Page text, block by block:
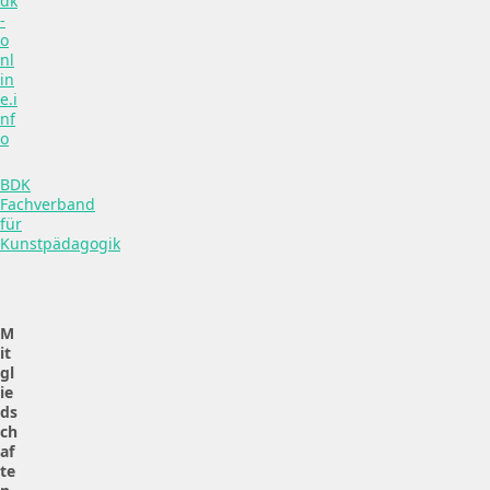
-
o
nl
in
e.i
nf
o
BDK
Fachverband
für
Kunstpädagogik
M
it
gl
ie
ds
ch
af
te